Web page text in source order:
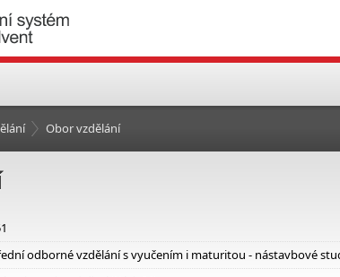
Obor vzdělání
odborné vzdělání s vyučením i maturitou - nástavbové